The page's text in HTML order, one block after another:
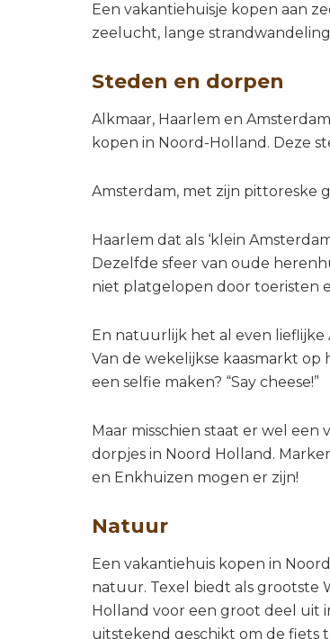
Een vakantiehuisje kopen aan
zeelucht, lange
Steden en dorpen
Alkmaar, Haarlem en
kopen in Noord-Holland. Deze
Amsterdam, met zijn pittoreske
Haarlem dat als ‘klein
Dezelfde sfeer van oude
niet platgelopen door toeristen
En natuurlijk het al even lieflijke
Van de wekelijkse kaasmarkt
een selfie maken? “Say cheese!”
Maar misschien staat er wel
dorpjes in Noord Holland.
en Enkhuizen mogen er zijn!
Natuur
Een vakantiehuis kopen in
natuur. Texel biedt als grootste
Holland voor een groot deel uit
uitstekend geschikt om de fiets